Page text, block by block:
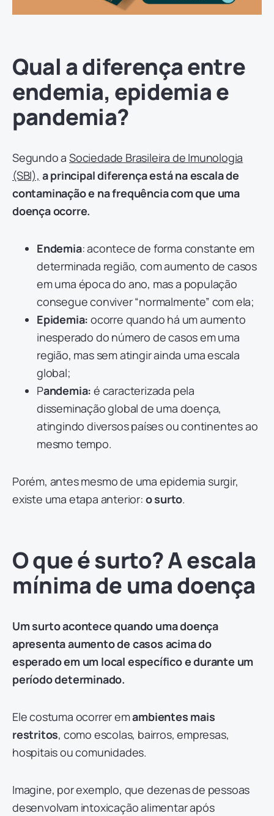
Qual a diferença entre
endemia, epidemia e
pandemia?
Segundo aSociedade Brasileira de Imunologia
(SBI), a principal diferença está na escala de
contaminação e na frequência com que uma
doença ocorre.
Endemia: acontece de forma constante em
determinada região, com aumento de casos
em uma época do ano, mas a população
consegue conviver “normalmente” com ela;
Epidemia: ocorre quando há um aumento
inesperado do número de casos em uma
região, mas sem atingir ainda uma escala
global;
Pandemia:é caracterizada pela
disseminação global de uma doença,
atingindo diversos países ou continentes ao
mesmo tempo.
Porém, antes mesmo de uma epidemia surgir,
existe uma etapa anterior: o surto.
O que é surto? A escala
mínima de uma doença
Um surto acontece quando uma doença
apresenta aumento de casos acima do
esperado em um local específico e durante um
período determinado.
Ele costuma ocorrer emambientes mais
restritos, como escolas, bairros, empresas,
hospitais ou comunidades.
Imagine, por exemplo, que dezenas de pessoas
desenvolvam intoxicação alimentar após